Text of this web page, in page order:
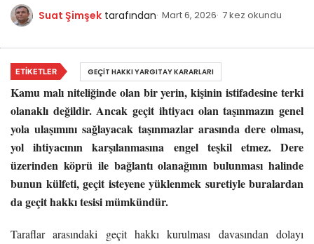
Suat Şimşek tarafından Mart 6, 2026 7 kez okundu
Kamu malı niteliğinde olan bir yerin, kişinin istifadesine terki
olanaklı değildir. Ancak geçit ihtiyacı olan taşınmazın genel
yola ulaşımını sağlayacak taşınmazlar arasında dere olması,
yol ihtiyacının karşılanmasına engel teşkil etmez. Dere
üzerinden köprü ile bağlantı olanağının bulunması halinde
bunun külfeti, geçit isteyene yüklenmek suretiyle buralardan
da geçit hakkı tesisi mümkündür.
Taraflar arasındaki geçit hakkı kurulması davasından dolayı
ETIKETLER GEÇIT HAKKI YARGITAY KARARLARI